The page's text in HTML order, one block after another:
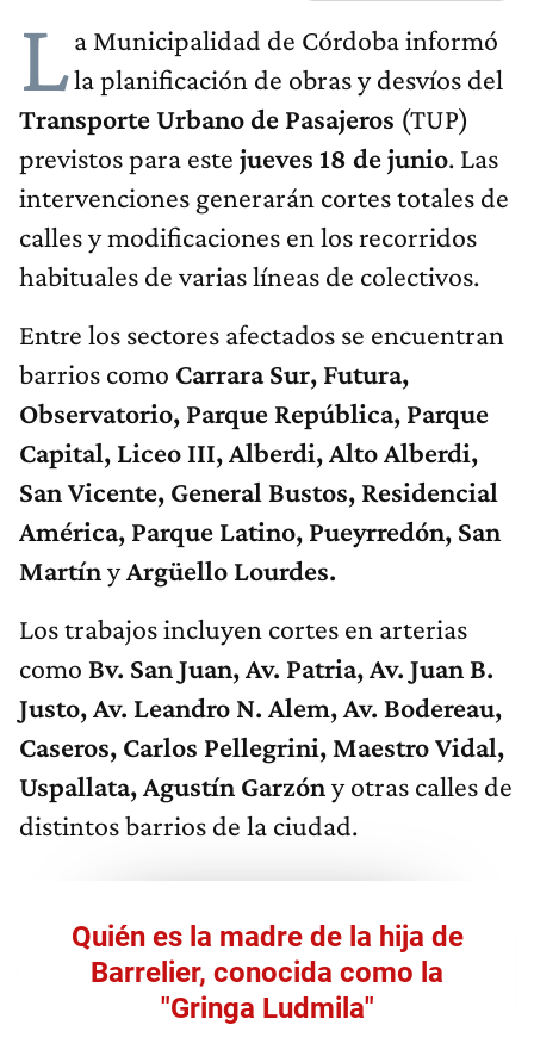
La Municipalidad de Córdoba informó
la planificación de obras y desvíos del
Transporte Urbano de Pasajeros (TUP)
previstos para este jueves 18 de junio. Las
intervenciones generarán cortes totales de
calles y modificaciones en los recorridos
habituales de varias líneas de colectivos.
Entre los sectores afectados se encuentran
barrios como Carrara Sur, Futura,
Observatorio, Parque República, Parque
Capital, Liceo III, Alberdi, Alto Alberdi,
San Vicente, General Bustos, Residencial
América, Parque Latino, Pueyrredón, San
MartínyArgüello Lourdes.
Los trabajos incluyen cortes en arterias
como Bv. San Juan, Av. Patria, Av. Juan B.
Justo, Av. Leandro N. Alem, Av. Bodereau,
Caseros, Carlos Pellegrini, Maestro Vidal,
Uspallata, Agustín Garzóny otras calles de
distintos barrios de la ciudad.
Quién es la madre de la hija de
Barrelier, conocida como la
"Gringa Ludmila"